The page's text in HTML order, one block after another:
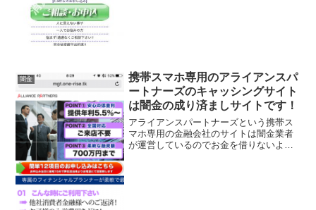
闇金
携帯スマホ専用のアライアンスパ
ートナーズのキャッシングサイト
は闇金の成り済ましサイトです！
アライアンスパートナーズという携帯ス
マホ専用の金融会社のサイトは闇金業者
が運営しているのでお金を借りないよう